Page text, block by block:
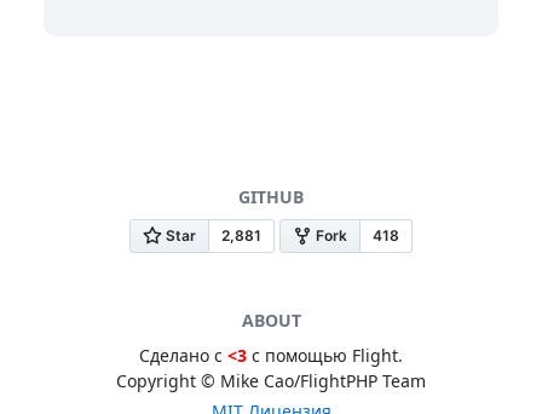
GITHUB
ABOUT
Сделано с <3 с помощью Flight.
Copyright © Mike Cao/FlightPHP Team